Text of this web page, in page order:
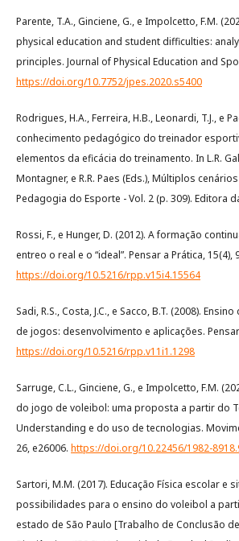
Parente, T.A., Ginciene, G., e Impolcetto, F.M.
physical education and student difficulties:
principles. Journal of Physical Education and
https://doi.org/10.7752/jpes.2020.s5400
Rodrigues, H.A., Ferreira, H.B., Leonardi, T.J., e
conhecimento pedagógico do treinador
elementos da eficácia do treinamento. In L.R.
Montagner, e R.R. Paes (Eds.), Múltiplos
Pedagogia do Esporte - Vol. 2 (p. 309). Editora
Rossi, F., e Hunger, D. (2012). A formação
entreo o real e o “ideal”. Pensar a Prática, 15(4),
https://doi.org/10.5216/rpp.v15i4.15564
Sadi, R.S., Costa, J.C., e Sacco, B.T. (2008).
de jogos: desenvolvimento e aplicações. Pensar
https://doi.org/10.5216/rpp.v11i1.1298
Sarruge, C.L., Ginciene, G., e Impolcetto, F.M.
do jogo de voleibol: uma proposta a partir do
Understanding e do uso de tecnologias.
26, e26006. https://doi.org/10.22456/1982-
Sartori, M.M. (2017). Educação Física escolar e
possibilidades para o ensino do voleibol a
estado de São Paulo [Trabalho de Conclusão